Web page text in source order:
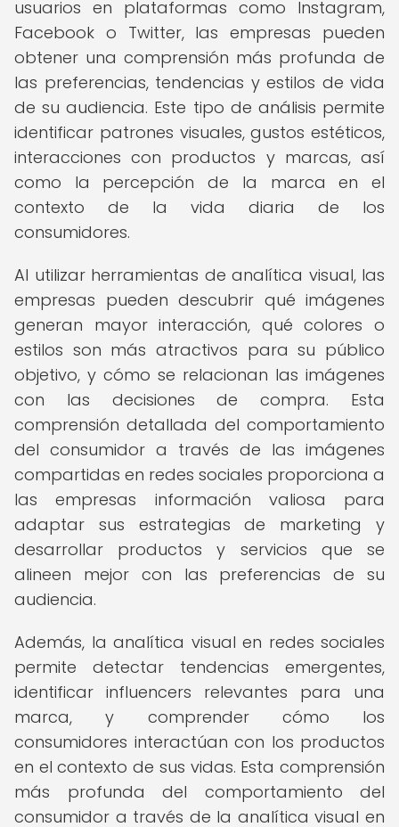
usuarios en plataformas como Instagram,
Facebook o Twitter, las empresas pueden
obtener una comprensión más profunda de
las preferencias, tendencias y estilos de vida
de su audiencia. Este tipo de análisis permite
identificar patrones visuales, gustos estéticos,
interacciones con productos y marcas, así
como la percepción de la marca en el
contexto de la vida diaria de los
consumidores.
Al utilizar herramientas de analítica visual, las
empresas pueden descubrir qué imágenes
generan mayor interacción, qué colores o
estilos son más atractivos para su público
objetivo, y cómo se relacionan las imágenes
con las decisiones de compra. Esta
comprensión detallada del comportamiento
del consumidor a través de las imágenes
compartidas en redes sociales proporciona a
las empresas información valiosa para
adaptar sus estrategias de marketing y
desarrollar productos y servicios que se
alineen mejor con las preferencias de su
audiencia.
Además, la analítica visual en redes sociales
permite detectar tendencias emergentes,
identificar influencers relevantes para una
marca, y comprender cómo los
consumidores interactúan con los productos
en el contexto de sus vidas. Esta comprensión
más profunda del comportamiento del
consumidor a través de la analítica visual en